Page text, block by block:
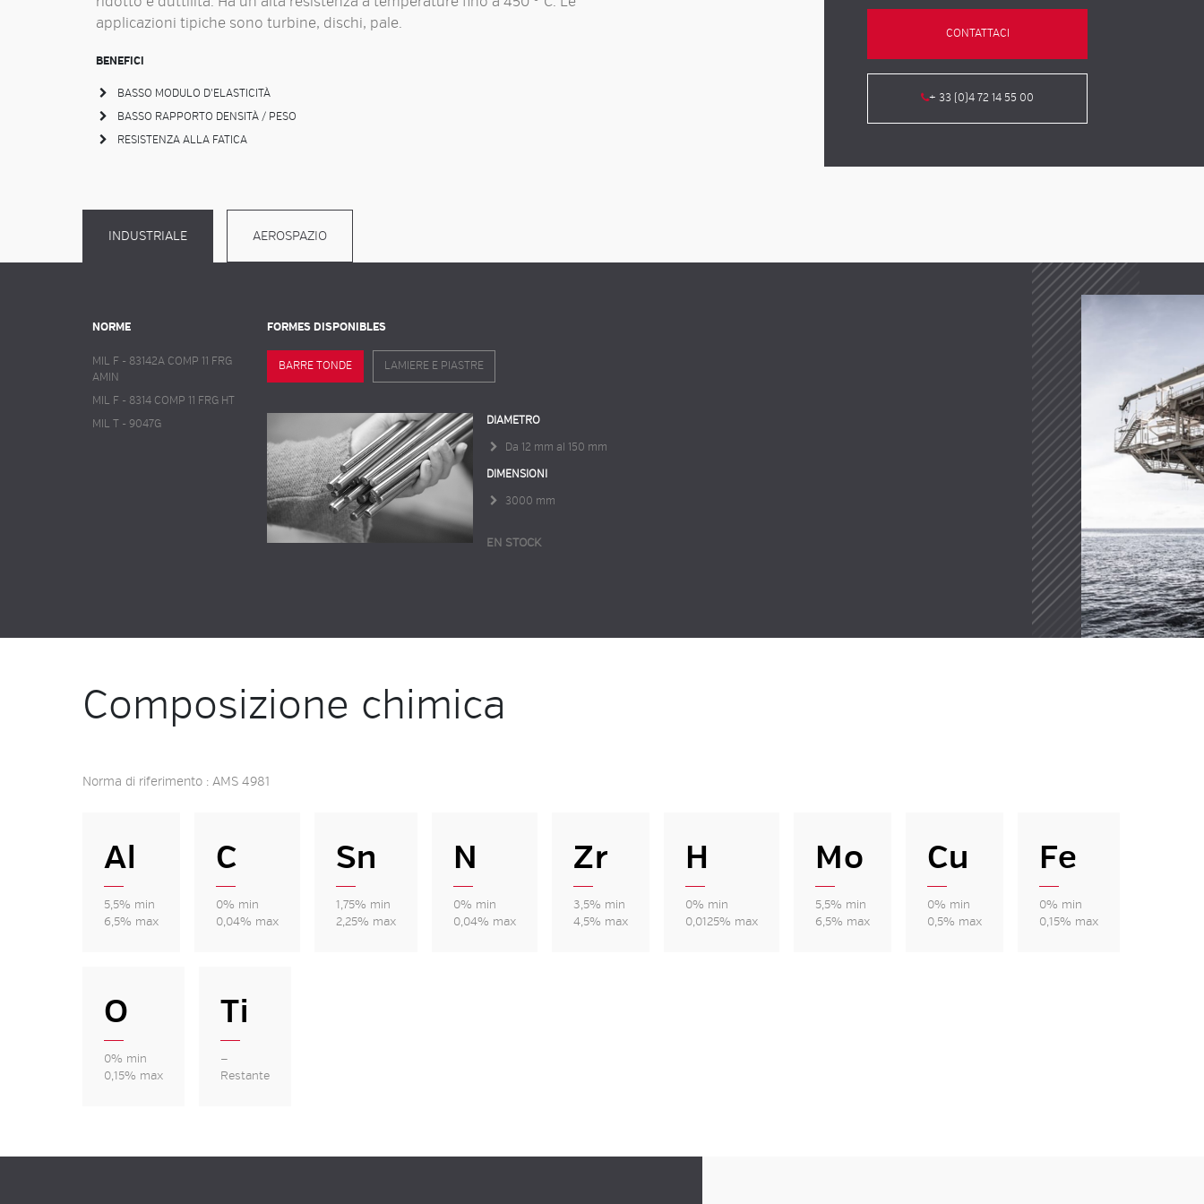
applicazioni tipiche sono turbine, dischi, pale.
BENEFICI
BASSO MODULO D'ELASTICITÀ
BASSO RAPPORTO DENSITÀ / PESO
RESISTENZA ALLA FATICA
CONTATTACI
+ 33 (0)4 72 14 55 00
INDUSTRIALE AEROSPAZIO
NORME
MIL F - 83142A COMP 11 FRG
AMIN
MIL F - 8314 COMP 11 FRG HT
MIL T - 9047G
FORMES DISPONIBLES
BARRE TONDE LAMIERE E PIASTRE
DIAMETRO
Da 12 mm al 150 mm
DIMENSIONI
3000 mm
EN STOCK
Composizione chimica
Norma di riferimento : AMS 4981
Al
5,5% min
6,5% max
C
0% min
0,04% max
Sn
1,75% min
2,25% max
N
0% min
0,04% max
Zr
3,5% min
4,5% max
H
0% min
0,0125% max
Mo
5,5% min
6,5% max
Cu
0% min
0,5% max
Fe
0% min
0,15% max
O
0% min
0,15% max
Ti
—
Restante